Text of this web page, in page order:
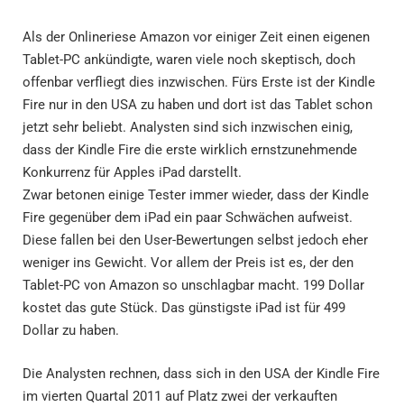
Als der Onlineriese Amazon vor einiger Zeit einen eigenen
Tablet-PC ankündigte, waren viele noch skeptisch, doch
offenbar verfliegt dies inzwischen. Fürs Erste ist der Kindle
Fire nur in den USA zu haben und dort ist das Tablet schon
jetzt sehr beliebt. Analysten sind sich inzwischen einig,
dass der Kindle Fire die erste wirklich ernstzunehmende
Konkurrenz für Apples iPad darstellt.
Zwar betonen einige Tester immer wieder, dass der Kindle
Fire gegenüber dem iPad ein paar Schwächen aufweist.
Diese fallen bei den User-Bewertungen selbst jedoch eher
weniger ins Gewicht. Vor allem der Preis ist es, der den
Tablet-PC von Amazon so unschlagbar macht. 199 Dollar
kostet das gute Stück. Das günstigste iPad ist für 499
Dollar zu haben.
Die Analysten rechnen, dass sich in den USA der Kindle Fire
im vierten Quartal 2011 auf Platz zwei der verkauften